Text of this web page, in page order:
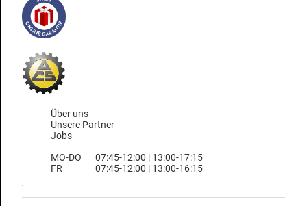
Über uns
Unsere Partner
Jobs
MO-DO
FR
07:45-12:00 | 13:00-17:15
07:45-12:00 | 13:00-16:15